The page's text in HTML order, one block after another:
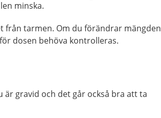
minska.
från tarmen. Om du förändrar mängden
dosen behöva kontrolleras.
gravid och det går också bra att ta